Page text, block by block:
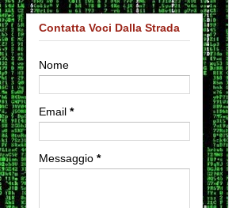
Contatta Voci Dalla Strada
Nome
Email *
Messaggio *